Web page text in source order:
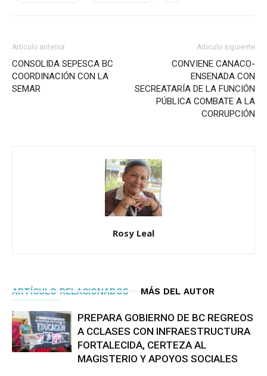
Artículo anterior
CONSOLIDA SEPESCA BC
COORDINACIÓN CON LA
SEMAR
Artículo siguiente
CONVIENE CANACO-
ENSENADA CON
SECREATARÍA DE LA FUNCIÓN
PÚBLICA COMBATE A LA
CORRUPCIÓN
Rosy Leal
ARTÍCULO RELACIONADOS MÁS DEL AUTOR
PREPARA GOBIERNO DE BC REGREOS
A CCLASES CON INFRAESTRUCTURA
FORTALECIDA, CERTEZA AL
MAGISTERIO Y APOYOS SOCIALES